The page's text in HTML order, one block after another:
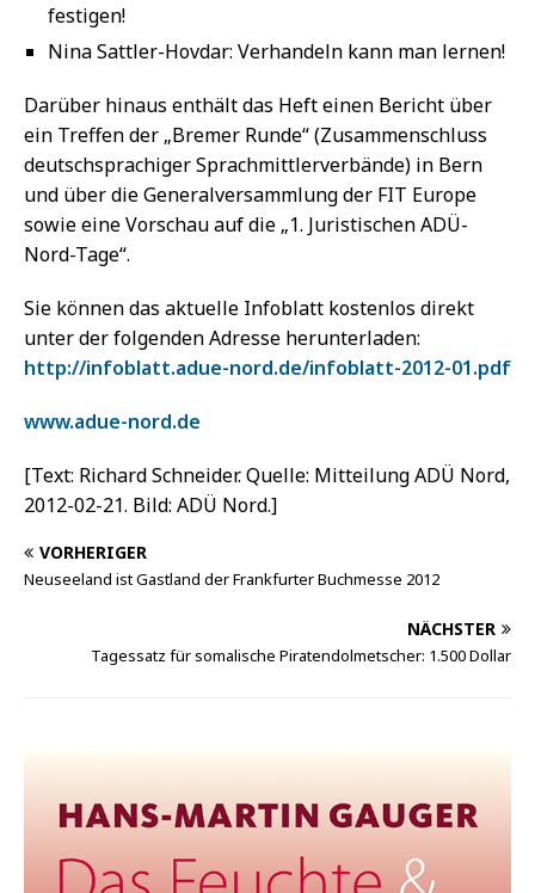
festigen!
Nina Sattler-Hovdar: Verhandeln kann man lernen!
Darüber hinaus enthält das Heft einen Bericht über
ein Treffen der „Bremer Runde“ (Zusammenschluss
deutschsprachiger Sprachmittlerverbände) in Bern
und über die Generalversammlung der FIT Europe
sowie eine Vorschau auf die „1. Juristischen ADÜ-
Nord-Tage“.
Sie können das aktuelle Infoblatt kostenlos direkt
unter der folgenden Adresse herunterladen:
http://infoblatt.adue-nord.de/infoblatt-2012-01.pdf
www.adue-nord.de
[Text: Richard Schneider. Quelle: Mitteilung ADÜ Nord,
2012-02-21. Bild: ADÜ Nord.]
VORHERIGER
Neuseeland ist Gastland der Frankfurter Buchmesse 2012
NÄCHSTER
Tagessatz für somalische Piratendolmetscher: 1.500 Dollar